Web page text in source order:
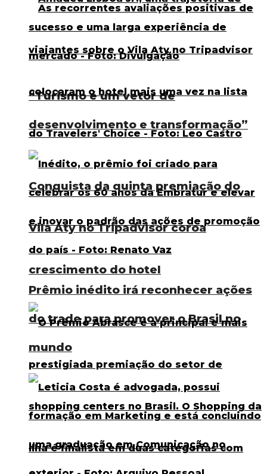
“Turismo é um vetor de
desenvolvimento e transformação”
Prêmio inédito irá reconhecer ações
do trade para promover o Brasil no
mundo
Conquista da quinta premiação do
Vila Aty no Tripadvisor coroa
crescimento do hotel